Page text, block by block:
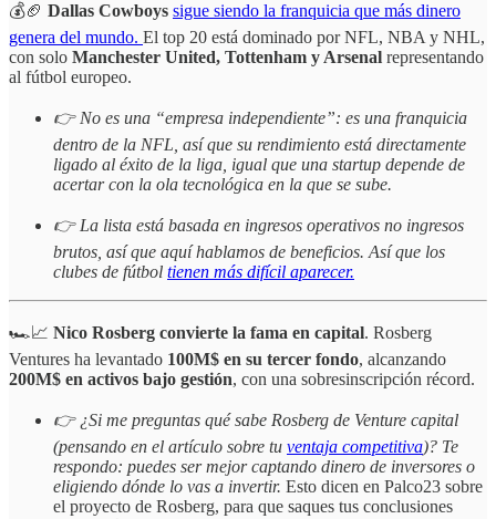
💰🏈 Dallas Cowboys sigue siendo la franquicia que más dinero
genera del mundo. El top 20 está dominado por NFL, NBA y NHL,
con solo Manchester United, Tottenham y Arsenal representando
al fútbol europeo.
👉 No es una “empresa independiente”: es una franquicia
dentro de la NFL, así que su rendimiento está directamente
ligado al éxito de la liga, igual que una startup depende de
acertar con la ola tecnológica en la que se sube.
👉 La lista está basada en ingresos operativos no ingresos
brutos, así que aquí hablamos de beneficios. Así que los
clubes de fútbol tienen más difícil aparecer.
🏎️📈 Nico Rosberg convierte la fama en capital. Rosberg
Ventures ha levantado 100M$ en su tercer fondo, alcanzando
200M$ en activos bajo gestión, con una sobresinscripción récord.
👉 ¿Si me preguntas qué sabe Rosberg de Venture capital
(pensando en el artículo sobre tu ventaja competitiva)? Te
respondo: puedes ser mejor captando dinero de inversores o
eligiendo dónde lo vas a invertir. Esto dicen en Palco23 sobre
el proyecto de Rosberg, para que saques tus conclusiones